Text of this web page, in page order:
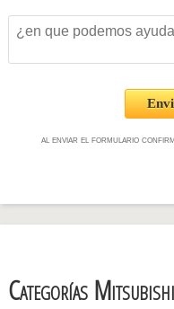
al enviar el formulario
Categorías Mitsubishi